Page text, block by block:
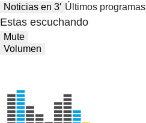
Noticias en 3′ Últimos programas
Estas escuchando
Mute
Volumen